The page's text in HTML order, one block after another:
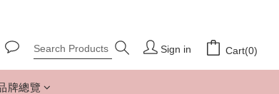
Sign in Cart(0)
牌總覽